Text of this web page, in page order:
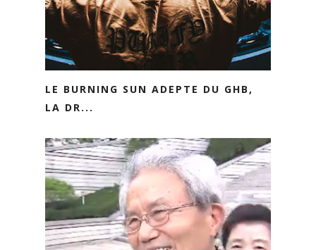
LE BURNING SUN ADEPTE DU GHB,
LA DR...